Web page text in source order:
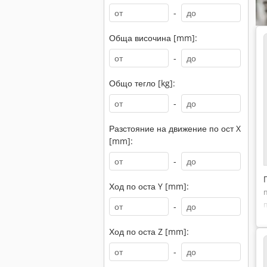
-
Обща височина [mm]:
-
Общо тегло [kg]:
-
Разстояние на движение по ост X
[mm]:
-
Ход по оста Y [mm]:
-
Ход по оста Z [mm]:
-